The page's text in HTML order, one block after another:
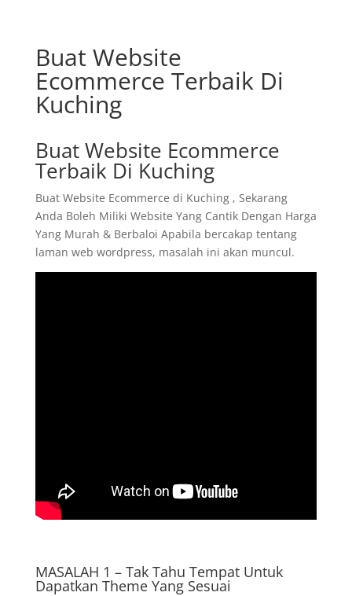
Buat Website
Ecommerce Terbaik Di
Kuching
Buat Website Ecommerce
Terbaik Di Kuching
Buat Website Ecommerce di Kuching , Sekarang
Anda Boleh Miliki Website Yang Cantik Dengan Harga
Yang Murah & Berbaloi Apabila bercakap tentang
laman web wordpress, masalah ini akan muncul.
MASALAH 1 – Tak Tahu Tempat Untuk
Dapatkan Theme Yang Sesuai